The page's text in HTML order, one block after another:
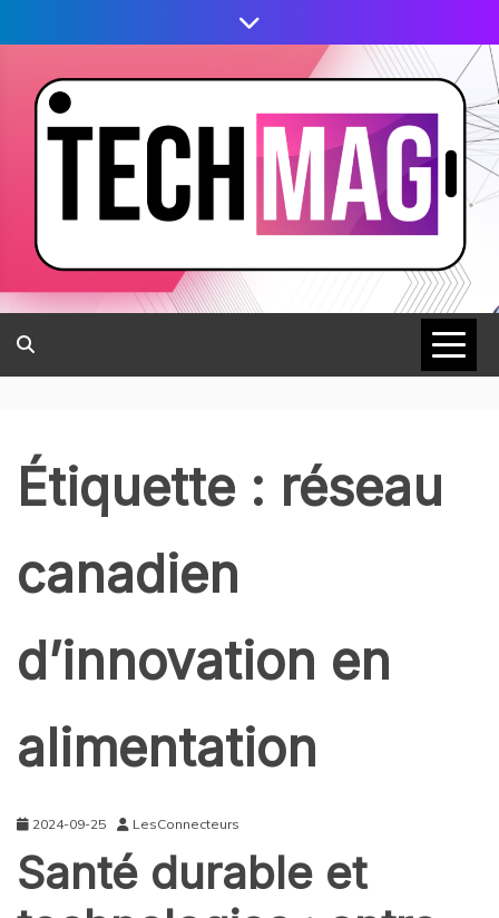
Étiquette : réseau
canadien
d’innovation en
alimentation
2024-09-25 LesConnecteurs
Santé durable et